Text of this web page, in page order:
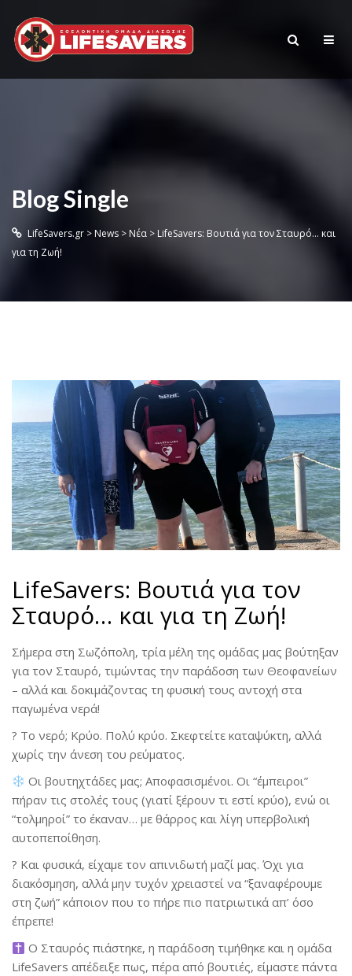
Blog Single
LifeSavers.gr > News > Νέα > LifeSavers: Βουτιά για τον Σταυρό… και
για τη Ζωή!
LifeSavers: Βουτιά για τον
Σταυρό… και για τη Ζωή!
Σήμερα στη Σωζόπολη, τρία μέλη της ομάδας μας βούτηξαν
για τον Σταυρό, τιμώντας την παράδοση των Θεοφανείων
– αλλά και δοκιμάζοντας τη φυσική τους αντοχή στα
παγωμένα νερά!
? Το νερό; Κρύο. Πολύ κρύο. Σκεφτείτε καταψύκτη, αλλά
χωρίς την άνεση του ρεύματος.
Οι βουτηχτάδες μας;Αποφασισμένοι. Οι “έμπειροι”
πήραν τις στολές τους (γιατί ξέρουν τι εστί κρύο), ενώ οι
“τολμηροί” το έκαναν… με θάρρος και λίγη υπερβολική
αυτοπεποίθηση.
? Και φυσικά, είχαμε τον απινιδωτή μαζί μας. Όχι για
διακόσμηση, αλλά μην τυχόν χρειαστεί να “ξαναφέρουμε
στη ζωή” κάποιον που το πήρε πιο πατριωτικά απ’ όσο
έπρεπε!
Ο Σταυρός πιάστηκε, η παράδοση τιμήθηκε και η ομάδα
LifeSavers απέδειξε πως, πέρα από βουτιές, είμαστε πάντα